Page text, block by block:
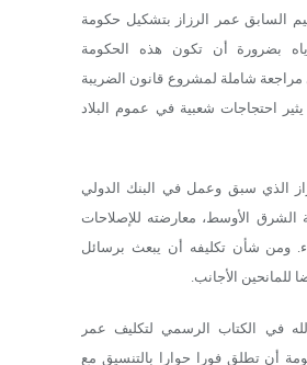
السابق عمر الرزاز بتشكيل حكومة
بضرورة أن تكون هذه الحكومة
شاملة لمشروع قانون الضريبة
احتجاجات شعبية في عموم البلاد
الذي سبق وعمل في البنك الدولي
الأوسط، معارضته للإصلاحات
ومن شأن تكليفه أن يبعث برسائل
للمانحين الأجانب.
في الكتاب الرسمي لتكليف عمر
أن تطلق فورا حوارا بالتنسيق مع